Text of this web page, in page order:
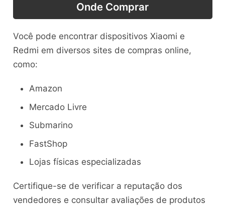
Onde Comprar
Você pode encontrar dispositivos Xiaomi e
Redmi em diversos sites de compras online,
como:
Amazon
Mercado Livre
Submarino
FastShop
Lojas físicas especializadas
Certifique-se de verificar a reputação dos
vendedores e consultar avaliações de produtos